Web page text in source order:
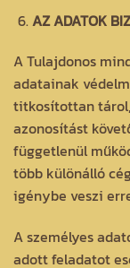
AZ ADATOK
A Tulajdonos
adatainak
titkosítottan
azonosítást
függetlenül
több különálló
igénybe veszi
A személyes
adott feladatot